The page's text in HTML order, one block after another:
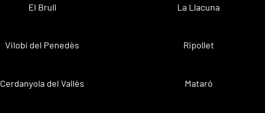
El Brull La Llacuna
Vilobí del Penedès Ripollet
Cerdanyola del Vallès Mataró